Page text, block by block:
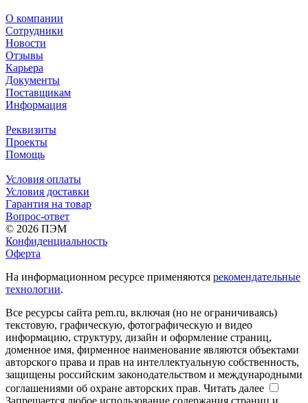
О компании
Сотрудники
Новости
Отзывы
Карьера
Документы
Поставщикам
Информация
Реквизиты
Проекты
Помощь
Условия оплаты
Условия доставки
Гарантия на товар
Вопрос-ответ
© 2026 ПЭМ
Конфиденциальность
Оферта
На информационном ресурсе применяются рекомендательные
технологии.
Все ресурсы сайта pem.ru, включая (но не ограничиваясь)
текстовую, графическую, фотографическую и видео
информацию, структуру, дизайн и оформление страниц,
доменное имя, фирменное наименование являются объектами
авторского права и прав на интеллектуальную собственность,
защищены российским законодательством и международными
соглашениями об охране авторских прав. Читать далее
Запрещается любое использование содержания страниц и